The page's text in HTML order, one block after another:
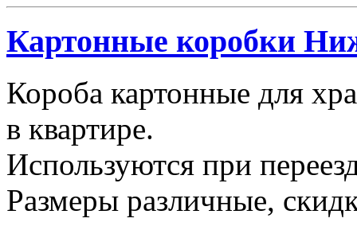
Картонные коробки
Короба картонные для
в квартире.
Используются при
Размеры различные,